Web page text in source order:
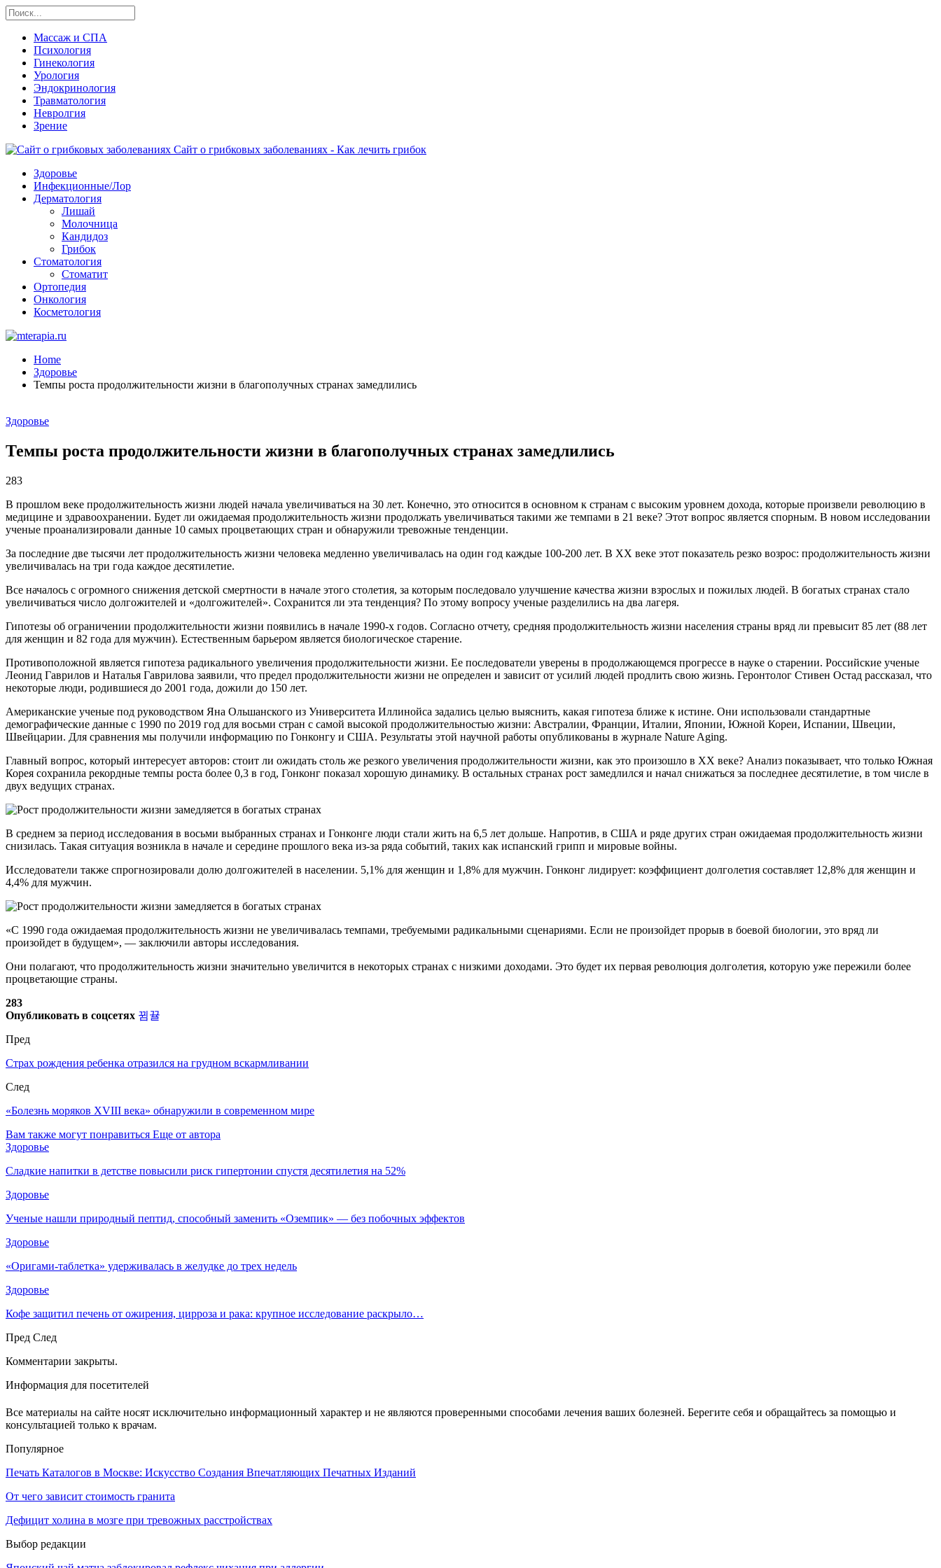
Массаж и СПА
Психология
Гинекология
Урология
Эндокринология
Травматология
Невролгия
Зрение
Сайт о грибковых заболеваниях - Как лечить грибок
Здоровье
Инфекционные/Лор
Дерматология
Лишай
Молочница
Кандидоз
Грибок
Стоматология
Стоматит
Ортопедия
Онкология
Косметология
Home
Здоровье
Темпы роста продолжительности жизни в благополучных странах замедлились
Здоровье
Темпы роста продолжительности жизни в благополучных странах замедлились
283
В прошлом веке продолжительность жизни людей начала увеличиваться на 30 лет. Конечно, это относится в основном к странам с высоким уровнем дохода, которые произвели революцию в
медицине и здравоохранении. Будет ли ожидаемая продолжительность жизни продолжать увеличиваться такими же темпами в 21 веке? Этот вопрос является спорным. В новом исследовании
ученые проанализировали данные 10 самых процветающих стран и обнаружили тревожные тенденции.
За последние две тысячи лет продолжительность жизни человека медленно увеличивалась на один год каждые 100-200 лет. В XX веке этот показатель резко возрос: продолжительность жизни
увеличивалась на три года каждое десятилетие.
Все началось с огромного снижения детской смертности в начале этого столетия, за которым последовало улучшение качества жизни взрослых и пожилых людей. В богатых странах стало
увеличиваться число долгожителей и «долгожителей». Сохранится ли эта тенденция? По этому вопросу ученые разделились на два лагеря.
Гипотезы об ограничении продолжительности жизни появились в начале 1990-х годов. Согласно отчету, средняя продолжительность жизни населения страны вряд ли превысит 85 лет (88 лет
для женщин и 82 года для мужчин). Естественным барьером является биологическое старение.
Противоположной является гипотеза радикального увеличения продолжительности жизни. Ее последователи уверены в продолжающемся прогрессе в науке о старении. Российские ученые
Леонид Гаврилов и Наталья Гаврилова заявили, что предел продолжительности жизни не определен и зависит от усилий людей продлить свою жизнь. Геронтолог Стивен Остад рассказал, что
некоторые люди, родившиеся до 2001 года, дожили до 150 лет.
Американские ученые под руководством Яна Ольшанского из Университета Иллинойса задались целью выяснить, какая гипотеза ближе к истине. Они использовали стандартные
демографические данные с 1990 по 2019 год для восьми стран с самой высокой продолжительностью жизни: Австралии, Франции, Италии, Японии, Южной Кореи, Испании, Швеции,
Швейцарии. Для сравнения мы получили информацию по Гонконгу и США. Результаты этой научной работы опубликованы в журнале Nature Aging.
Главный вопрос, который интересует авторов: стоит ли ожидать столь же резкого увеличения продолжительности жизни, как это произошло в XX веке? Анализ показывает, что только Южная
Корея сохранила рекордные темпы роста более 0,3 в год, Гонконг показал хорошую динамику. В остальных странах рост замедлился и начал снижаться за последнее десятилетие, в том числе в
двух ведущих странах.
В среднем за период исследования в восьми выбранных странах и Гонконге люди стали жить на 6,5 лет дольше. Напротив, в США и ряде других стран ожидаемая продолжительность жизни
снизилась. Такая ситуация возникла в начале и середине прошлого века из-за ряда событий, таких как испанский грипп и мировые войны.
Исследователи также спрогнозировали долю долгожителей в населении. 5,1% для женщин и 1,8% для мужчин. Гонконг лидирует: коэффициент долголетия составляет 12,8% для женщин и
4,4% для мужчин.
«С 1990 года ожидаемая продолжительность жизни не увеличивалась темпами, требуемыми радикальными сценариями. Если не произойдет прорыв в боевой биологии, это вряд ли
произойдет в будущем», — заключили авторы исследования.
Они полагают, что продолжительность жизни значительно увеличится в некоторых странах с низкими доходами. Это будет их первая революция долголетия, которую уже пережили более
процветающие страны.
283
Опубликовать в соцсетях
Пред
Страх рождения ребенка отразился на грудном вскармливании
След
«Болезнь моряков XVIII века» обнаружили в современном мире
Вам также могут понравиться Еще от автора
Здоровье
Сладкие напитки в детстве повысили риск гипертонии спустя десятилетия на 52%
Здоровье
Ученые нашли природный пептид, способный заменить «Оземпик» — без побочных эффектов
Здоровье
«Оригами-таблетка» удерживалась в желудке до трех недель
Здоровье
Кофе защитил печень от ожирения, цирроза и рака: крупное исследование раскрыло…
Пред След
Комментарии закрыты.
Информация для посетителей
Все материалы на сайте носят исключительно информационный характер и не являются проверенными способами лечения ваших болезней. Берегите себя и обращайтесь за помощью и
консультацией только к врачам.
Популярное
Печать Каталогов в Москве: Искусство Создания Впечатляющих Печатных Изданий
От чего зависит стоимость гранита
Дефицит холина в мозге при тревожных расстройствах
Выбор редакции